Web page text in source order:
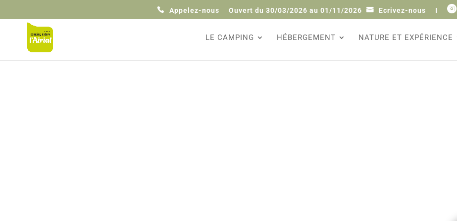
Appelez-nous Ouvert du 30/03/2026 au 01/11/2026 Ecrivez-nous I 
LE CAMPING HÉBERGEMENT NATURE ET EXPÉRIENCE